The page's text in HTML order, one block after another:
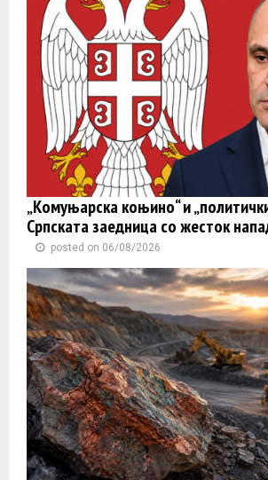
„Комуњарска коњино“ и
Српската заедница со жесток
posted on 06/08/2026